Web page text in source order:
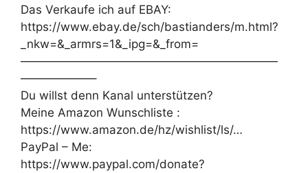
Das Verkaufe ich auf EBAY:
https://www.ebay.de/sch/bastianders/m.html?
_nkw=&_armrs=1&_ipg=&_from=
——————————————————————
——————–
Du willst denn Kanal unterstützen?
Meine Amazon Wunschliste :
https://www.amazon.de/hz/wishlist/ls/…
PayPal – Me:
https://www.paypal.com/donate?